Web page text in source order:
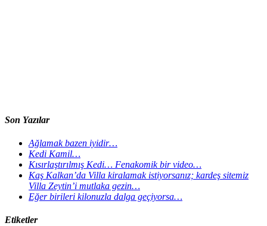
Son Yazılar
Ağlamak bazen iyidir…
Kedi Kamil…
Kısırlaştırılmış Kedi… Fenakomik bir video…
Kaş Kalkan’da Villa kiralamak istiyorsanız; kardeş sitemiz
Villa Zeytin’i mutlaka gezin…
Eğer birileri kilonuzla dalga geçiyorsa…
Etiketler